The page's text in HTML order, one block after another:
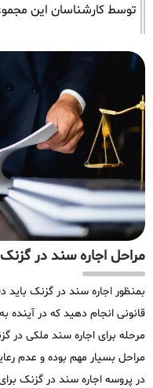
توسط کارشناسان این
مراحل اجاره سند در گزنک
بمنظور اجاره سند در گزنک باید
مرحله برای اجاره سند ملکی در
مراحل بسیار مهم بوده و عدم
در پروسه اجاره سند در گزنک